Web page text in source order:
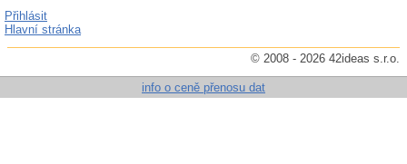
Přihlásit
Hlavní stránka
© 2008 - 2026 42ideas s.r.o.
info o ceně přenosu dat